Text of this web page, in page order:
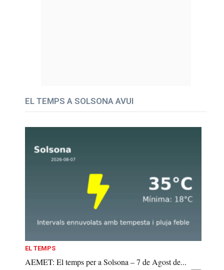
EL TEMPS A SOLSONA AVUI
EL TEMPS
AEMET: El temps per a Solsona – 7 de Agost de...